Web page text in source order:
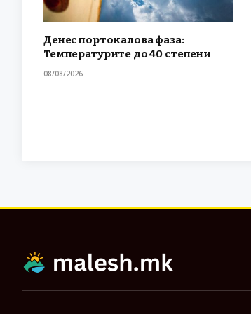
Денес портокалова фаза:
Температурите до 40 степени
08/08/2026